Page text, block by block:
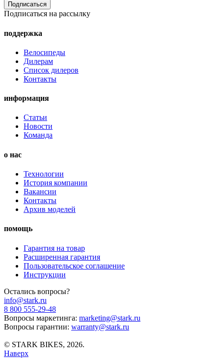
Подписаться на рассылку
поддержка
Велосипеды
Дилерам
Список дилеров
Контакты
информация
Статьи
Новости
Команда
о нас
Технологии
История компании
Вакансии
Контакты
Архив моделей
помощь
Гарантия на товар
Расширенная гарантия
Пользовательское соглашение
Инструкции
Остались вопросы?
info@stark.ru
8 800 555-29-48
Вопросы маркетинга: marketing@stark.ru
Вопросы гарантии: warranty@stark.ru
© STARK BIKES, 2026.
Наверх